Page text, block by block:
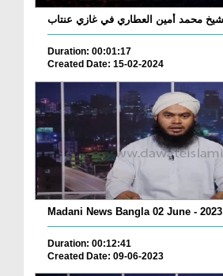
محمد أمين العطاري في غازي عنتاب
Duration: 00:01:17
Created Date: 15-02-2024
Madani News Bangla 02 June - 2023
Duration: 00:12:41
Created Date: 09-06-2023